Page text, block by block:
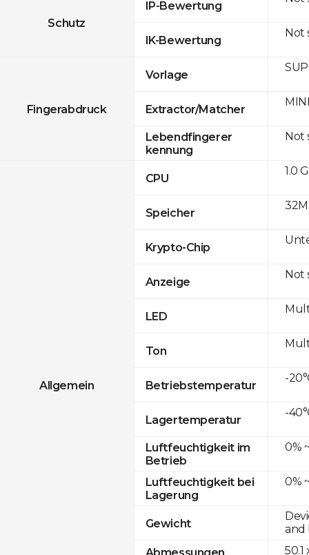
Schutz
IP-Bewertung
IK-Bewertung
Fingerabdruck
Vorlage
Extractor/Matcher
Lebendfingerer
kennung
Allgemein
CPU
Speicher
Krypto-Chip
Anzeige
LED
Ton
Betriebstemperatur
Lagertemperatur
Luftfeuchtigkeit im
Betrieb
Luftfeuchtigkeit bei
Lagerung
Gewicht
Abmessungen
Not
Not
1.0
Not
-
-
0%
0%
and
50.1